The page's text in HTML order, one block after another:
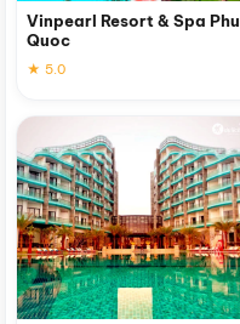
Vinpearl Resort & Spa Phu
Quoc
★ 5.0